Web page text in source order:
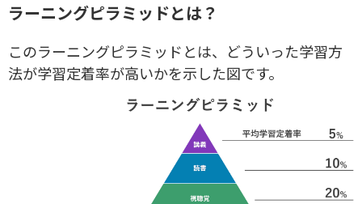
ラーニングピラミッドとは？
このラーニングピラミッドとは、どういった学習方
法が学習定着率が高いかを示した図です。